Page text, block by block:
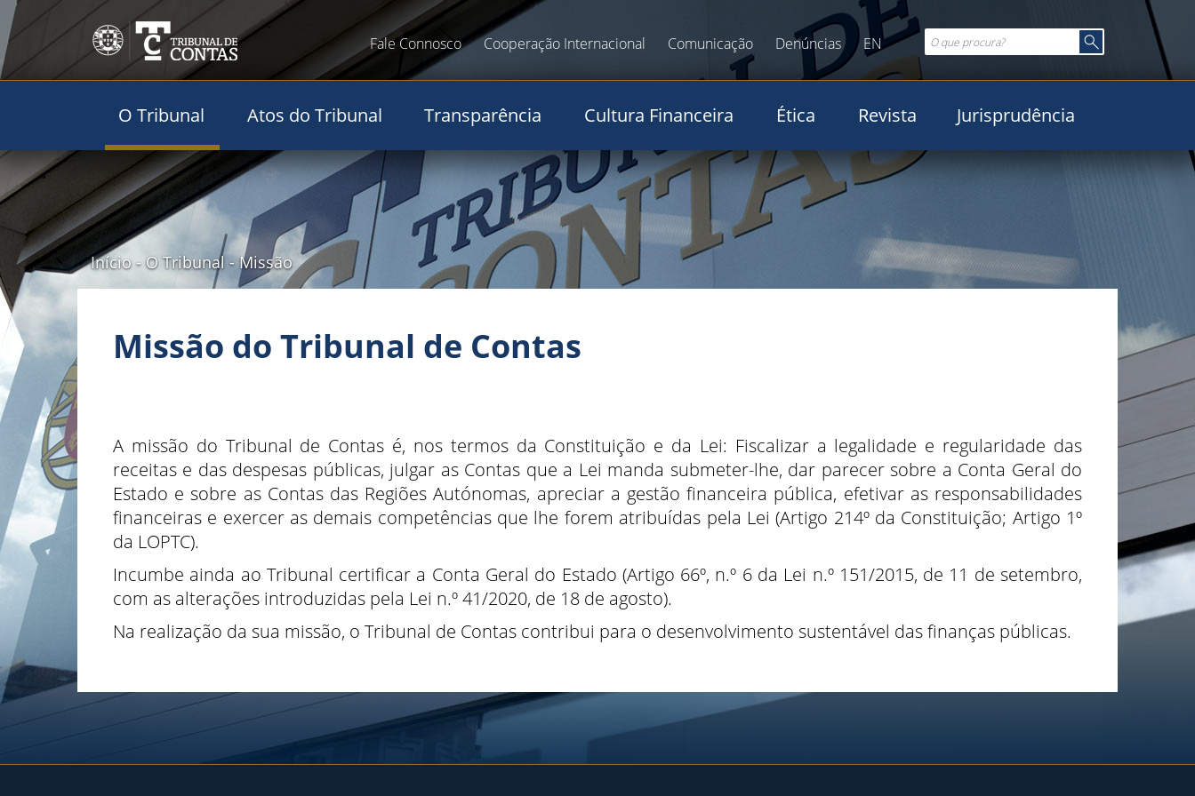
Fale Connosco Cooperação Internacional Comunicação Denúncias EN
O Tribunal Atos do Tribunal Transparência Cultura Financeira Ética Revista Jurisprudência
Início - O Tribunal - Missão
Missão do Tribunal de Contas
A missão do Tribunal de Contas é, nos termos da Constituição e da Lei: Fiscalizar a legalidade e regularidade das
receitas e das despesas públicas, julgar as Contas que a Lei manda submeter-lhe, dar parecer sobre a Conta Geral do
Estado e sobre as Contas das Regiões Autónomas, apreciar a gestão financeira pública, efetivar as responsabilidades
financeiras e exercer as demais competências que lhe forem atribuídas pela Lei (Artigo 214º da Constituição; Artigo 1º
da LOPTC).
Incumbe ainda ao Tribunal certificar a Conta Geral do Estado (Artigo 66º, n.º 6 da Lei n.º 151/2015, de 11 de setembro,
com as alterações introduzidas pela Lei n.º 41/2020, de 18 de agosto).
Na realização da sua missão, o Tribunal de Contas contribui para o desenvolvimento sustentável das finanças públicas.